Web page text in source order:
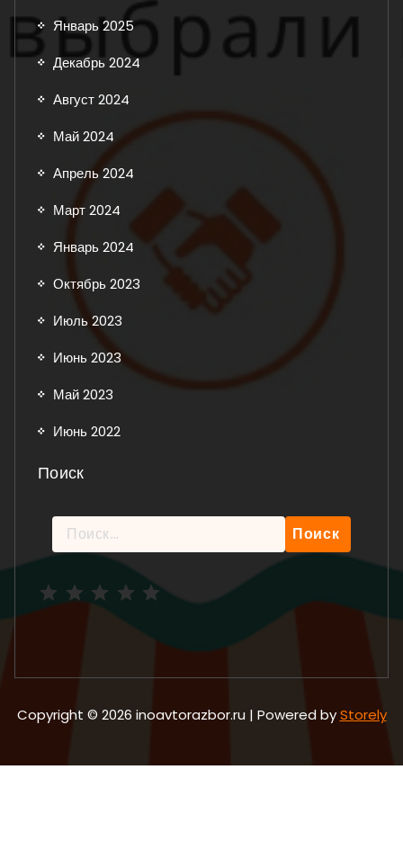
Январь 2025
Декабрь 2024
Август 2024
Май 2024
Апрель 2024
Март 2024
Январь 2024
Октябрь 2023
Июль 2023
Июнь 2023
Май 2023
Июнь 2022
Поиск
Найти:
Copyright © 2026 inoavtorazbor.ru | Powered byStorely